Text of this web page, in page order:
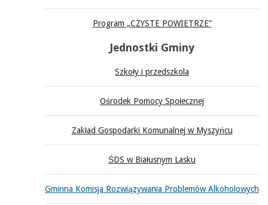
Program „CZYSTE POWIETRZE”
Jednostki Gminy
Szkoły i przedszkola
Ośrodek Pomocy Społecznej
Zakład Gospodarki Komunalnej w Myszyńcu
ŚDS w Białusnym Lasku
Gminna Komisja Rozwiązywania Problemów Alkoholowych